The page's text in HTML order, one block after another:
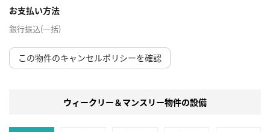
お支払い方法
銀行振込(一括)
この物件のキャンセルポリシーを確認
ウィークリー＆マンスリー物件の設備